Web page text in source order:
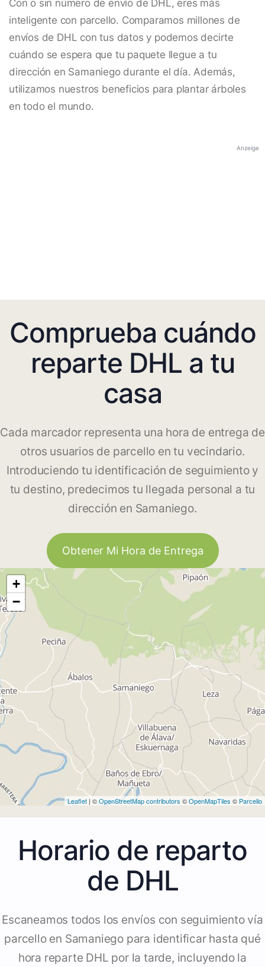
Con o sin número de envío de DHL, eres más
inteligente con parcello. Comparamos millones de
envíos de DHL con tus datos y podemos decirte
cuándo se espera que tu paquete llegue a tu
dirección en Samaniego durante el día. Además,
utilizamos nuestros beneficios para plantar árboles
en todo el mundo.
Anzeige
Comprueba cuándo
reparte DHL a tu
casa
Cada marcador representa una hora de entrega de
otros usuarios de parcello en tu vecindario.
Introduciendo tu identificación de seguimiento y
tu destino, predecimos tu llegada personal a tu
dirección en Samaniego.
Obtener Mi Hora de Entrega
+
−
Leaflet | ©OpenStreetMap contributors ©OpenMapTiles © Parcello
Horario de reparto
de DHL
Escaneamos todos los envíos con seguimiento vía
parcello en Samaniego para identificar hasta qué
hora reparte DHL por la tarde, incluyendo la